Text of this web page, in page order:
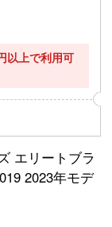
以上で利用可
エリートブラ
2023年モデ